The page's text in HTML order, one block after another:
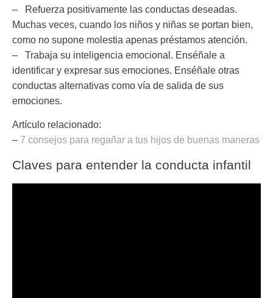
– Refuerza positivamente las conductas deseadas.
Muchas veces, cuando los niños y niñas se portan bien,
como no supone molestia apenas préstamos atención.
– Trabaja su inteligencia emocional. Enséñale a
identificar y expresar sus emociones. Enséñale otras
conductas alternativas como vía de salida de sus
emociones.
Artículo relacionado:
– 7 consejos para regañar a tus hijos de buenas maneras
Claves para entender la conducta infantil